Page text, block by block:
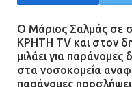
με
Ο Μάριος Σαλμάς σε
ΚΡΗΤΗ TV και στον
μιλάει για παράνομες
στα νοσοκομεία
παράνομες